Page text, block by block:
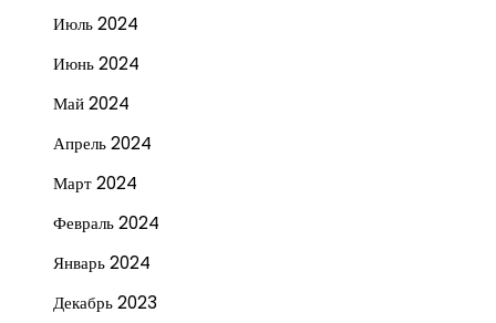
Июль 2024
Июнь 2024
Май 2024
Апрель 2024
Март 2024
Февраль 2024
Январь 2024
Декабрь 2023